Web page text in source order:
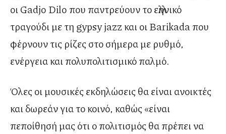
οι Gadjo Dilo που παντρεύουν το ελληνικό
τραγούδι με τη gypsy jazz και οι Βarikada που
φέρνουν τις ρίζες στο σήμερα με ρυθμό,
ενέργεια και πολυπολιτισμικό παλμό.
Όλες οι μουσικές εκδηλώσεις θα είναι ανοικτές
και δωρεάν για το κοινό, καθώς «είναι
πεποίθησή μας ότι ο πολιτισμός θα πρέπει να